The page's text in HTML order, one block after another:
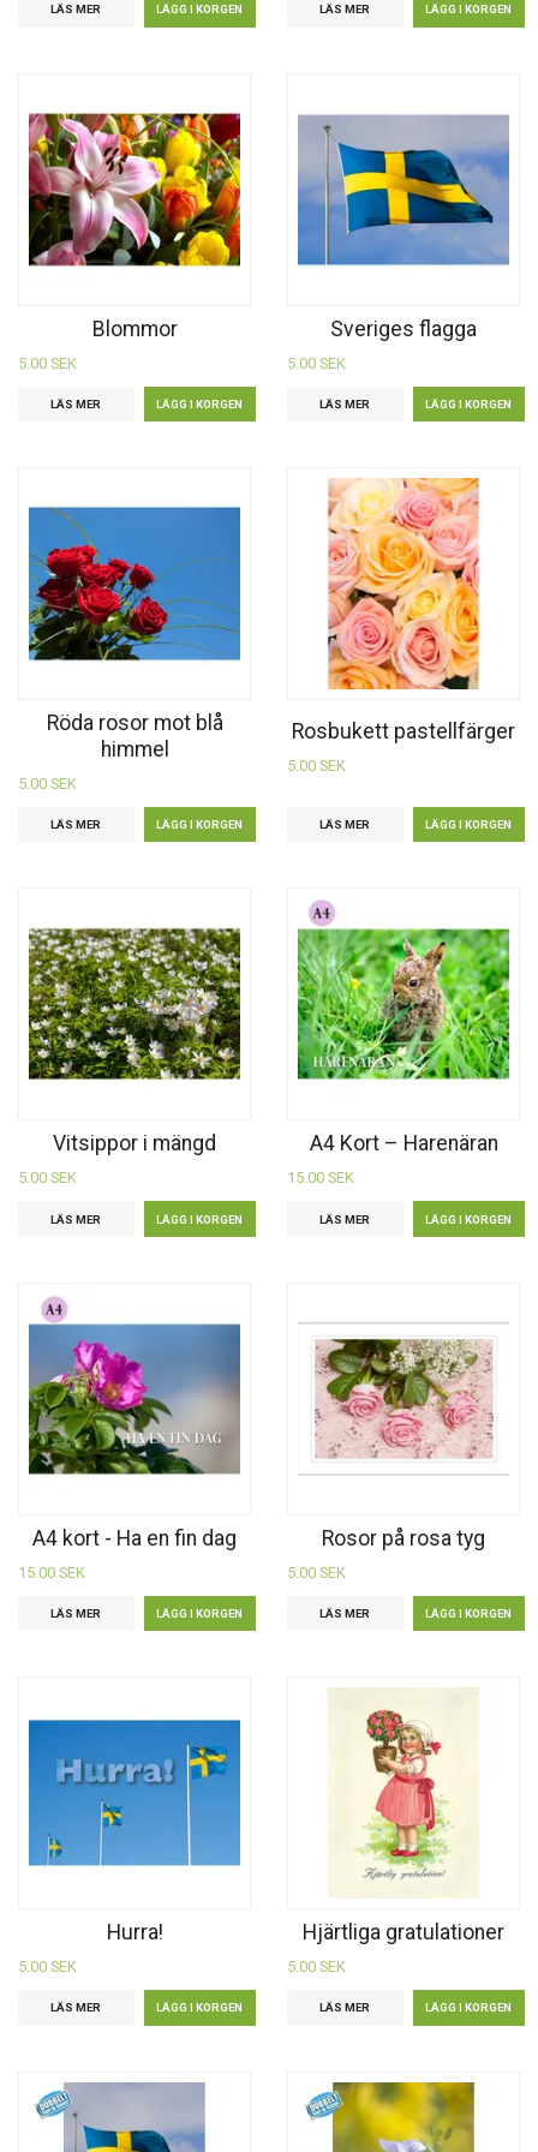
LÄS MER LÄS MER
Blommor
5.00 SEK
LÄS MER
Sveriges flagga
5.00 SEK
LÄS MER
Röda rosor mot blå
himmel
5.00 SEK
LÄS MER
Rosbukett pastellfärger
5.00 SEK
LÄS MER
Vitsippor i mängd
5.00 SEK
LÄS MER
A4 Kort – Harenäran
15.00 SEK
LÄS MER
A4 kort - Ha en fin dag
15.00 SEK
LÄS MER
Rosor på rosa tyg
5.00 SEK
LÄS MER
Hurra!
5.00 SEK
LÄS MER
Hjärtliga gratulationer
5.00 SEK
LÄS MER